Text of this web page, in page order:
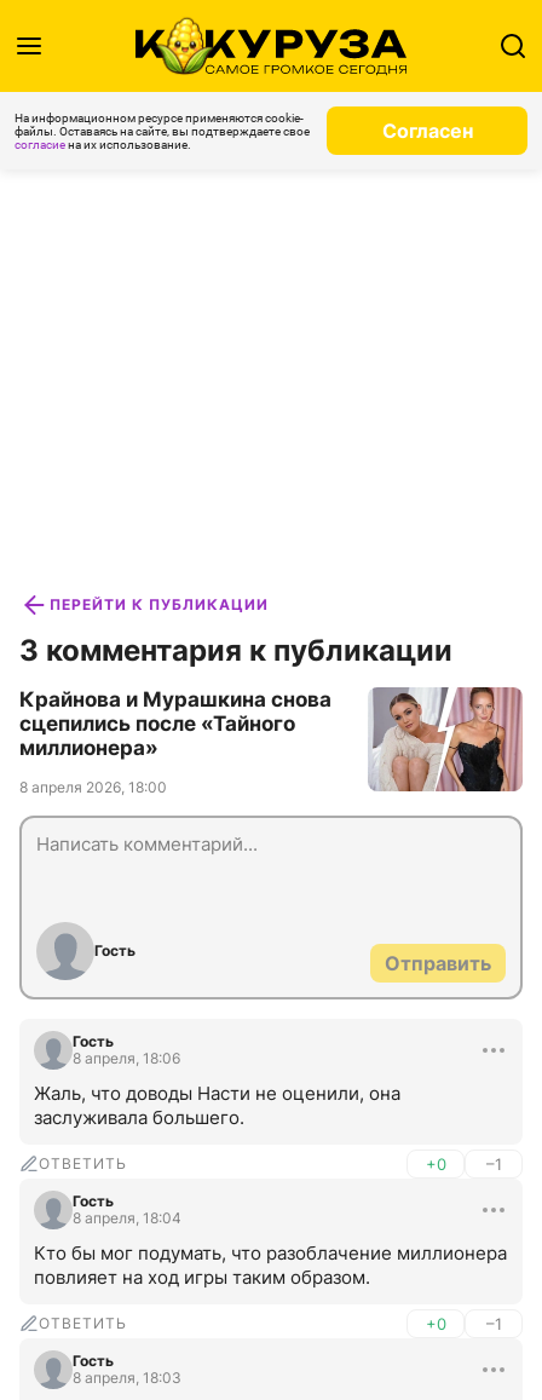
На информационном ресурсе применяются cookie-
файлы. Оставаясь на сайте, вы подтверждаете свое
согласиена их использование.
Согласен
ПЕРЕЙТИ К ПУБЛИКАЦИИ
3 комментария к публикации
Крайнова и Мурашкина снова
сцепились после «Тайного
миллионера»
8 апреля 2026, 18:00
Гость
Отправить
Гость
8 апреля, 18:06
Жаль, что доводы Насти не оценили, она
заслуживала большего.
ОТВЕТИТЬ +0 –1
Гость
8 апреля, 18:04
Кто бы мог подумать, что разоблачение миллионера
повлияет на ход игры таким образом.
ОТВЕТИТЬ +0 –1
Гость
8 апреля, 18:03